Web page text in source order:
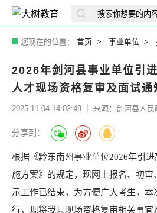
您现在的位置： 首页 事业单位
2026年剑河县事业单位引
人才现场资格复审及面试通
2025-11-04 14:02:49 来源：剑河县人民
分享到：
根据《黔东南州事业单位2026年引
施方案》的规定，现网上报名、初
示工作已结束，为方便广大考生，
行，现将我县现场资格复审相关事宜